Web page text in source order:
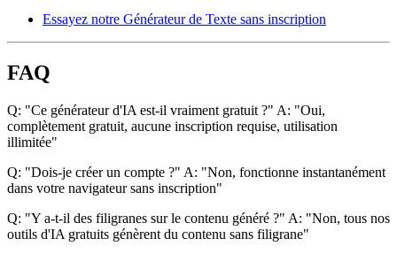
Essayez notre Générateur de Texte sans inscription
FAQ
Q: "Ce générateur d'IA est-il vraiment gratuit ?" A: "Oui,
complètement gratuit, aucune inscription requise, utilisation
illimitée"
Q: "Dois-je créer un compte ?" A: "Non, fonctionne instantanément
dans votre navigateur sans inscription"
Q: "Y a-t-il des filigranes sur le contenu généré ?" A: "Non, tous nos
outils d'IA gratuits génèrent du contenu sans filigrane"